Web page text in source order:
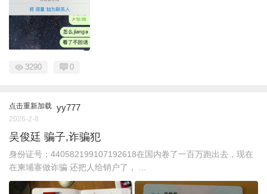
3290 0
点击重新加载 yy777
2026-2-8
吴俊廷 骗子,诈骗犯
身份证号：440582199107192618在国内卷了一百万跑出去，现在
在柬埔寨做诈骗 还把人给销户了， ...